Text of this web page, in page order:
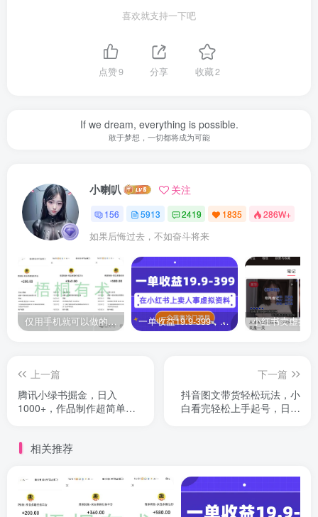
喜欢就支持一下吧
点赞9 分享 收藏2
If we dream, everything is possible.
敢于梦想，一切都将成为可能
小喇叭 关注
156 5913 2419 1835 286W+
如果后悔过去，不如奋斗将来
仅用手机就可以做的小项目，当天就能见钱，每天100-300 一单收益19.9-399，一个蓝海冷门项目，在小红书上卖人事虚拟资料
上一篇
腾讯小绿书掘金，日入
1000+，作品制作超简单，
下一篇
抖音图文带货轻松玩法，小
白看完轻松上手起号，日入
相关推荐